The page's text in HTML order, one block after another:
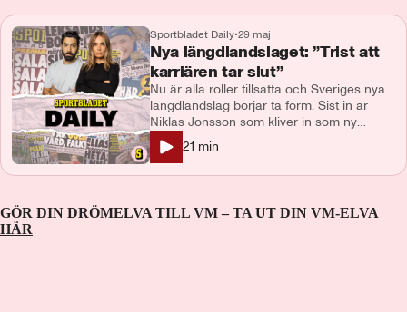
Sportbladet Daily•29 maj
Nya längdlandslaget: ”Trist att
karriären tar slut”
Nu är alla roller tillsatta och Sveriges nya
längdlandslag börjar ta form. Sist in är
Niklas Jonsson som kliver in som ny
landslagschef efter Anders Byström.
Samtidigt meddelar Johan Häggström och
Burman? och så följer vi upp Alvar
21 min
GÖR DIN DRÖMELVA TILL VM – TA UT DIN VM-ELVA
HÄR